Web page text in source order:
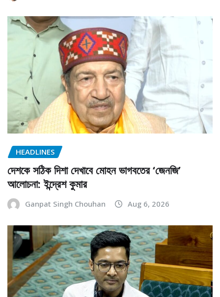
HEADLINES
দেশকে সঠিক দিশা দেখাবে মোহন ভাগবতের ‘জেনজি’
আলোচনা: ইন্দ্রেশ কুমার
Ganpat Singh Chouhan Aug 6, 2026